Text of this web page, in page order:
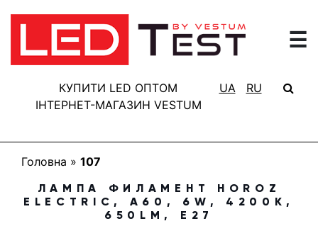
☰
КУПИТИ LED ОПТОМ
ІНТЕРНЕТ-МАГАЗИН VESTUM
UA RU
ГОЛОВНА
РЕЗУЛЬТАТИ
ТЕСТУВАННЯ
ПРОЕКТ
Головна » 107
ЛАМПА ФИЛАМЕНТ HOROZ
ELECTRIC, A60, 6W, 4200K,
650LM, E27